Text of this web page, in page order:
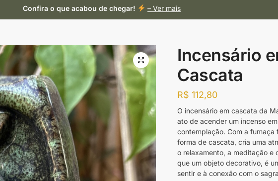
Confira o que acabou de chegar! – Ver mais
Incensário
Cascata
R$ 112,80
O incensário em cascata da
ato de acender um incenso
contemplação. Com a fumaça
forma de cascata, cria uma
o relaxamento, a meditação e
que um objeto decorativo, é
sentir e à conexão com o